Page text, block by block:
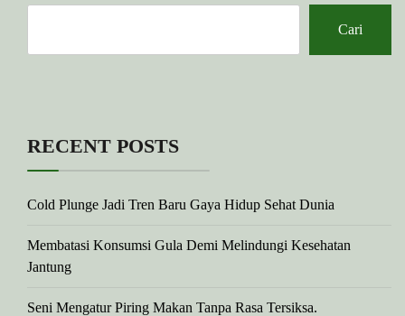
Cari
RECENT POSTS
Cold Plunge Jadi Tren Baru Gaya Hidup Sehat Dunia
Membatasi Konsumsi Gula Demi Melindungi Kesehatan
Jantung
Seni Mengatur Piring Makan Tanpa Rasa Tersiksa.